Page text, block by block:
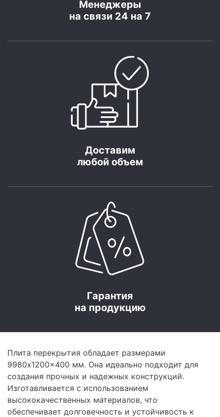
Менеджеры
на связи 24 на 7
Доставим
любой объем
Гарантия
на продукцию
Плита перекрытия обладает размерами
9980x1200x400 мм. Она идеально подходит для
создания прочных и надежных конструкций.
Изготавливается с использованием
высококачественных материалов, что
обеспечивает долговечность и устойчивость к